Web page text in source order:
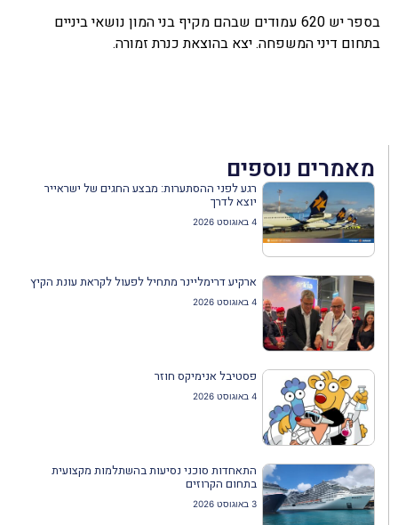
בספר יש 620 עמודים שבהם מקיף בני המון נושאי ביניים
בתחום דיני המשפחה. יצא בהוצאת כנרת זמורה.
מאמרים נוספים
רגע לפני ההסתערות: מבצע החגים של ישראייר
יוצא לדרך
4 באוגוסט 2026
ארקיע דרימליינר מתחיל לפעול לקראת עונת הקיץ
4 באוגוסט 2026
פסטיבל אנימיקס חוזר
4 באוגוסט 2026
התאחדות סוכני נסיעות בהשתלמות מקצועית
בתחום הקרוזים
3 באוגוסט 2026